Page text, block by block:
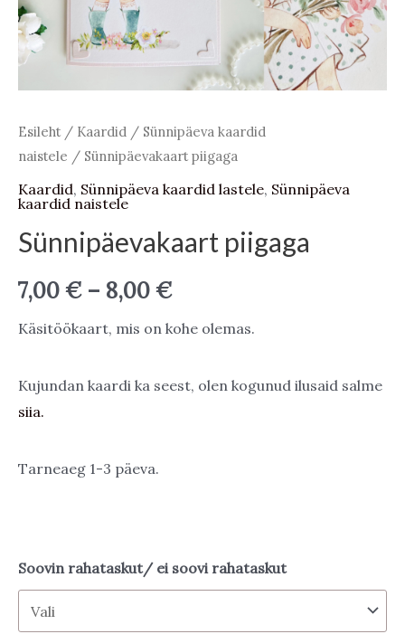
Esileht / Kaardid / Sünnipäeva kaardid
naistele / Sünnipäevakaart piigaga
Kaardid, Sünnipäeva kaardid lastele, Sünnipäeva
kaardid naistele
Sünnipäevakaart piigaga
7,00€ – 8,00€Price
range:
Käsitöökaart, mis on kohe olemas.
Kujundan kaardi ka seest, olen kogunud ilusaid salme
siia.
Tarneaeg 1-3 päeva.
Soovin rahataskut/ ei soovi rahataskut